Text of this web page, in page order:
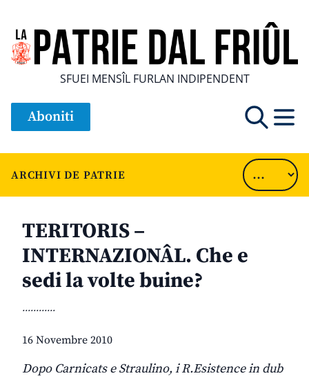
SFUEI MENSÎL FURLAN INDIPENDENT
Aboniti
ARCHIVI DE PATRIE
TERITORIS –
INTERNAZIONÂL. Che e
sedi la volte buine?
............
16 Novembre 2010
Dopo Carnicats e Straulino, i R.Esistence in dub